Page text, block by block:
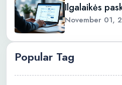
Ilgalaikės
November 01,
Popular Tag